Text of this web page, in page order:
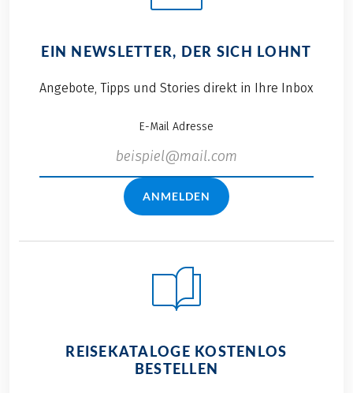
EIN NEWSLETTER, DER SICH LOHNT
Angebote, Tipps und Stories direkt in Ihre Inbox
E-Mail Adresse
ANMELDEN
REISEKATALOGE KOSTENLOS
BESTELLEN